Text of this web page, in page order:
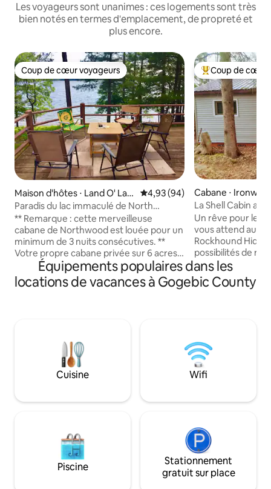
Les voyageurs sont unanimes : ces logements sont très
bien notés en termes d'emplacement, de propreté et
plus encore.
Coup de cœur voyageurs
Coup de cœur voyageurs
Maison d'hôtes ⋅ Land O' Lak
es
Évaluation moyenne sur la
4,93 (94)
Paradis du lac immaculé de North
Woods !
** Remarque : cette merveilleuse
cabane de Northwood est louée pour un
minimum de 3 nuits consécutives. **
Votre propre cabane privée sur 6 acres
privés surplombant le lac Big Portage
cristallin. Plage de sable, canots, kayak,
vue imprenable sur le lac ! Réfrigérateur,
se trouve généralement sur la propriété,
résidant dans la maison principale. Les
enfants de plus de 8 ans sont les
bienvenus. Pas d'animaux de
d'artifice, de musique forte ou de
Coups de cœur
Coup de cœur
Cabane ⋅
La Shell Cabin au
Un rêve pour les
vous attend au
Rockhound
possibilités de
pêche, de
bien plus encore. Admirez la vue depuis
votre terrasse
d'eau ou faites
journée aux
visiter le centre-
découvrir son
boréales
Équipements populaires dans les
locations de vacances à Gogebic County
Cuisine Wifi
Piscine
Stationnement
gratuit sur place